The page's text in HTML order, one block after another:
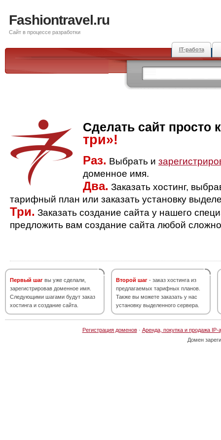
Fashiontravel.ru
Сайт в процессе разработки
IT-работа
Сделать сайт просто
три»!
Раз. Выбрать и
доменное имя.
Два. Заказать хостинг,
тарифный план или заказать установку
Три. Заказать создание сайта у нашего
предложить вам создание сайта любой
Первый шаг вы уже сделали,
зарегистрировав доменное имя.
Следующими шагами будут заказ
хостинга и создание сайта.
Второй шаг - заказ хостинга из
предлагаемых тарифных планов.
Также вы можете заказать у нас
установку выделенного сервера.
Регистрация доменов· Аренда, покупка и продажа IP-
Домен